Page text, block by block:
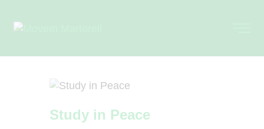
Study in Peace